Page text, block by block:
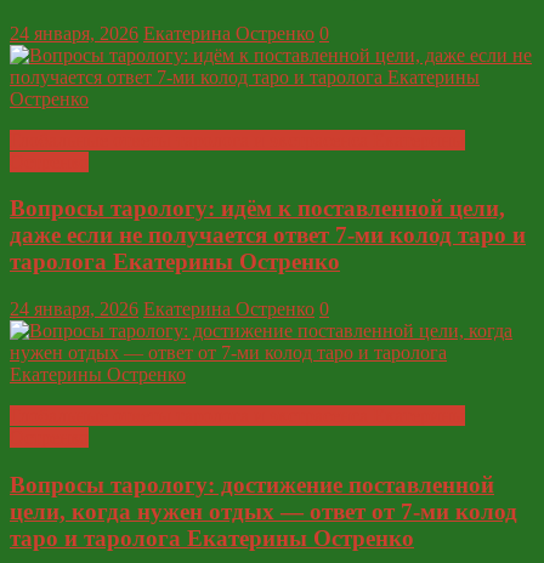
24 января, 2026 Екатерина Остренко 0
Вопросы тарологу: идём к поставленной цели,
даже если не получается ответ 7-ми колод таро и
таролога Екатерины Остренко
24 января, 2026 Екатерина Остренко 0
Вопросы тарологу: достижение поставленной
цели, когда нужен отдых — ответ от 7-ми колод
таро и таролога Екатерины Остренко